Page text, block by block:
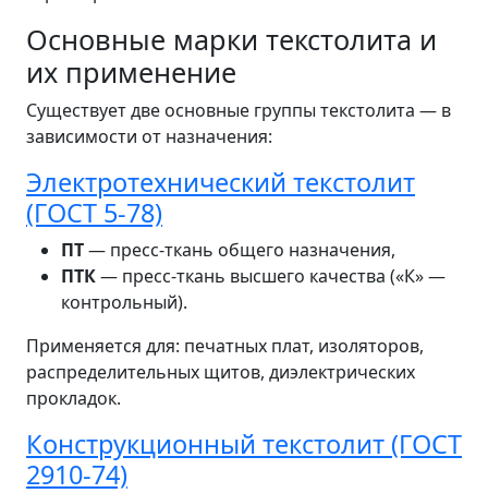
Основные марки текстолита и
их применение
Существует две основные группы текстолита — в
зависимости от назначения:
Электротехнический текстолит
(ГОСТ 5-78)
ПТ— пресс-ткань общего назначения,
ПТК— пресс-ткань высшего качества («К» —
контрольный).
Применяется для: печатных плат, изоляторов,
распределительных щитов, диэлектрических
прокладок.
Конструкционный текстолит (ГОСТ
2910-74)